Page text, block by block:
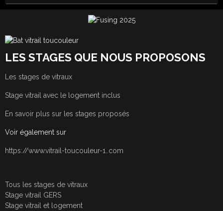
LES STAGES QUE NOUS PROPOSONS
Les stages de vitraux
Stage vitrail avec le logement inclus
En savoir plus sur les stages proposés
Voir également sur
https://www.vitrail-toucouleur-1..com
Tous les stages de vitraux
Stage vitrail GERS
Stage vitrail et logement